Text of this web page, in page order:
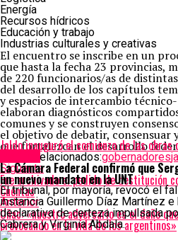
Energía
Recursos hídricos
Educación y trabajo
Industrias culturales y creativas
El encuentro se inscribe en un
que hasta la fecha 23 provincias,
de 220 funcionarios/as de
del desarrollo de los capítulos
y espacios de intercambio
elaboran diagnósticos
comunes y se construyen
el objetivo de debatir,
que fortalezcan el desarrollo
Temas relacionados:gobernadores
Siguente
Fue archivado el pedido de destitución
Cuentas
Anterior
Uñac: «nuestro adversario es el daño
provocando en la vida de los argentinos»
Jaldo inauguró el comienzo de las
La Cámara Federal confirmó que
un nuevo mandato en la UNT
El tribunal, por mayoría, revocó el
instancia Guillermo Díaz Martínez e
declarativa de certeza impulsada
Cabrera y Virginia Abdala.